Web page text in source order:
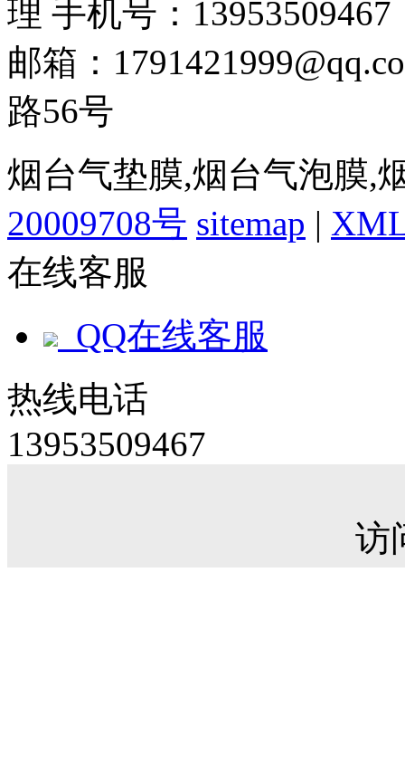
理 手机号：13953509467
邮箱：
路56号
烟台气垫膜,烟台气泡膜,
20009708号 sitemap |
在线客服
QQ在线客服
热线电话
13953509467
访